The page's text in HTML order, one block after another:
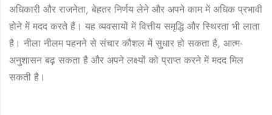
अधिकारी और राजनेता, बेहतर निर्णय लेने और अपने काम में अधिक प्रभावी
होने में मदद करते हैं। यह व्यवसायों में वित्तीय समृद्धि और स्थिरता भी लाता
है। नीला नीलम पहनने से संचार कौशल में सुधार हो सकता है, आत्म-
अनुशासन बढ़ सकता है और अपने लक्ष्यों को प्राप्त करने में मदद मिल
सकती है।